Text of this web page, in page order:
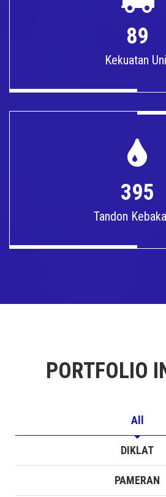
89
Kekuatan
395
Tandon
PORTFOLIO
All
DIKLAT
PAMERAN